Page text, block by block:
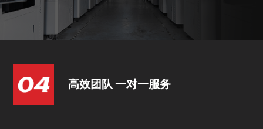
高效团队 一对一服务